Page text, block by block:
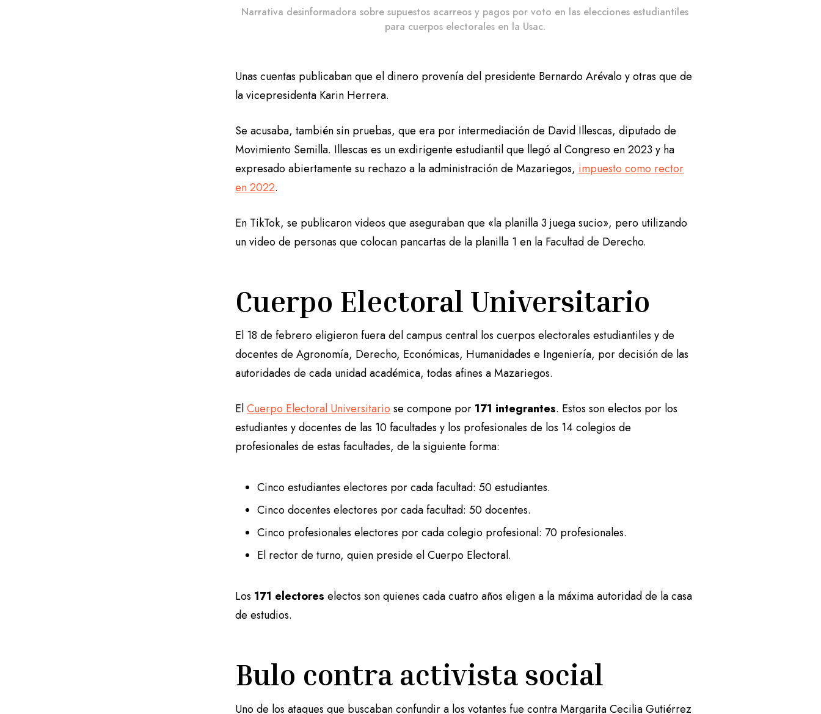
Narrativa desinformadora sobre supuestos acarreos y pagos por voto en las elecciones estudiantiles
para cuerpos electorales en la Usac.
Unas cuentas publicaban que el dinero provenía del presidente Bernardo Arévalo y otras que de
la vicepresidenta Karin Herrera.
Se acusaba, también sin pruebas, que era por intermediación de David Illescas, diputado de
Movimiento Semilla. Illescas es un exdirigente estudiantil que llegó al Congreso en 2023 y ha
expresado abiertamente su rechazo a la administración de Mazariegos, impuesto como rector
en 2022.
En TikTok, se publicaron videos que aseguraban que «la planilla 3 juega sucio», pero utilizando
un video de personas que colocan pancartas de la planilla 1 en la Facultad de Derecho.
Cuerpo Electoral Universitario
El 18 de febrero eligieron fuera del campus central los cuerpos electorales estudiantiles y de
docentes de Agronomía, Derecho, Económicas, Humanidades e Ingeniería, por decisión de las
autoridades de cada unidad académica, todas afines a Mazariegos.
ElCuerpo Electoral Universitario se compone por 171 integrantes. Estos son electos por los
estudiantes y docentes de las 10 facultades y los profesionales de los 14 colegios de
profesionales de estas facultades, de la siguiente forma:
Cinco estudiantes electores por cada facultad: 50 estudiantes.
Cinco docentes electores por cada facultad: 50 docentes.
Cinco profesionales electores por cada colegio profesional: 70 profesionales.
El rector de turno, quien preside el Cuerpo Electoral.
Los 171 electores electos son quienes cada cuatro años eligen a la máxima autoridad de la casa
de estudios.
Bulo contra activista social
Uno de los ataques que buscaban confundir a los votantes fue contra Margarita Cecilia Gutiérrez